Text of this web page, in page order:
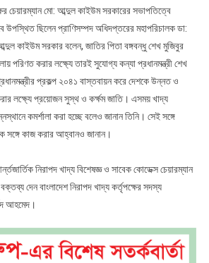
চেয়ারম্যান মো: আব্দুল কাইউম সরকারের সভাপতিত্বে
উপস্থিত ছিলেন প্রাণিসম্পদ অধিদপ্তরের মহাপরিচালক ডা:
কাইউম সরকার বলেন, জাতির পিতা বঙ্গবন্ধু শেখ মুজিবুর
পরিণত করার লক্ষে্য তারই সুযোগ্য কন্যা প্রধানমন্ত্রী শেখ
প্রকল্প ২০৪১ বাস্তবায়ন করে দেশকে উন্নত ও
লক্ষ্যে প্রয়োজন সুস্থ ও কর্ক্ষম জাতি। এসময় খাদ্য
কমর্শালা করা হচ্ছে বলেও জানান তিনি। সেই সঙ্গে
সঙ্গে কাজ করার আহ্বানও জানান।
নিরাপদ খাদ্য বিশেষজ্ঞ ও সাবেক কোডেক্স চেয়ারম্যান
দেন বাংলাদেশ নিরাপদ খাদ্য কর্তৃপক্ষের সদস্য
আহমেদ।